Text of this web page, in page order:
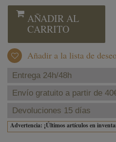
AÑADIR AL
CARRITO
Añadir a la lista de
Entrega 24h/48h
Envío gratuito a partir de
Devoluciones 15 días
Advertencia: ¡Últimos artículos en